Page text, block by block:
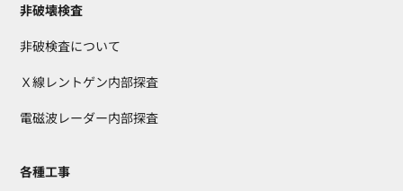
非破壊検査
非破検査について
Ｘ線レントゲン内部探査
電磁波レーダー内部探査
各種工事